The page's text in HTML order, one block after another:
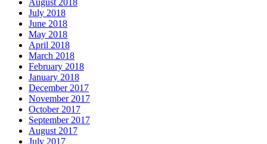
July 2018
June 2018
May 2018
April 2018
March 2018
February 2018
January 2018
December 2017
November 2017
October 2017
September 2017
August 2017
July 2017